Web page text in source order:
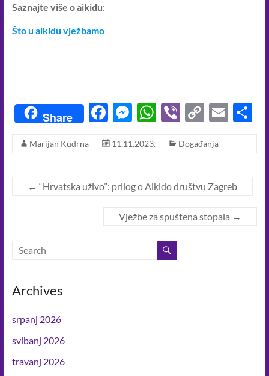
Saznajte više o aikidu:
Što u aikidu vježbamo
Share
F
e
o
M
se
g
er
W
at
A
p
Vi
er
C
p
Li
n
k
E S
Marijan Kudrna 11.11.2023. Događanja
← “Hrvatska uživo”: prilog o Aikido društvu Zagreb
Vježbe za spuštena stopala →
Archives
srpanj 2026
svibanj 2026
travanj 2026